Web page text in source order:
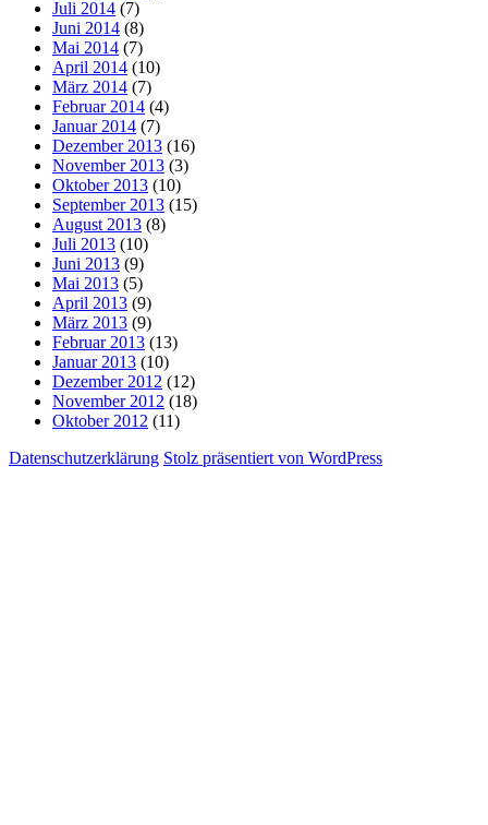
Juli 2014 (7)
Juni 2014 (8)
Mai 2014 (7)
April 2014 (10)
März 2014 (7)
Februar 2014 (4)
Januar 2014 (7)
Dezember 2013 (16)
November 2013 (3)
Oktober 2013 (10)
September 2013 (15)
August 2013 (8)
Juli 2013 (10)
Juni 2013 (9)
Mai 2013 (5)
April 2013 (9)
März 2013 (9)
Februar 2013 (13)
Januar 2013 (10)
Dezember 2012 (12)
November 2012 (18)
Oktober 2012 (11)
Datenschutzerklärung Stolz präsentiert von WordPress